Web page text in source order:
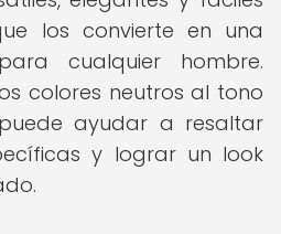
los convierte en una
cualquier hombre.
colores neutros al tono
ayudar a resaltar
y lograr un look